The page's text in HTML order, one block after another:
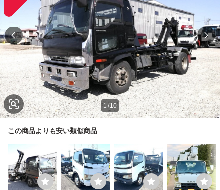
1 / 10
この商品よりも安い類似商品